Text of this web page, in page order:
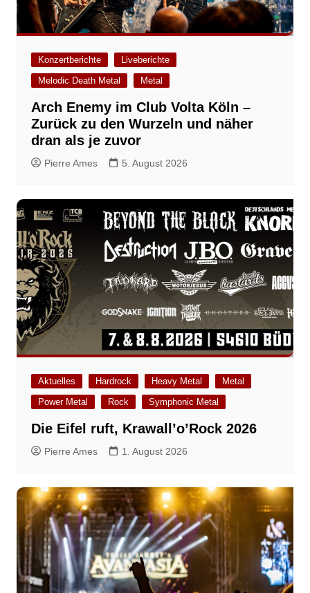
Konzertberichte
Liveberichte
Melodic Death Metal
Metal
Arch Enemy im Club Volta Köln –
Zurück zu den Wurzeln und näher
dran als je zuvor
Pierre Ames 5. August 2026
Aktuelles Hardrock Heavy Metal
Metal
Power Metal
Rock Symphonic Metal
Die Eifel ruft, Krawall’o’Rock 2026
Pierre Ames 1. August 2026